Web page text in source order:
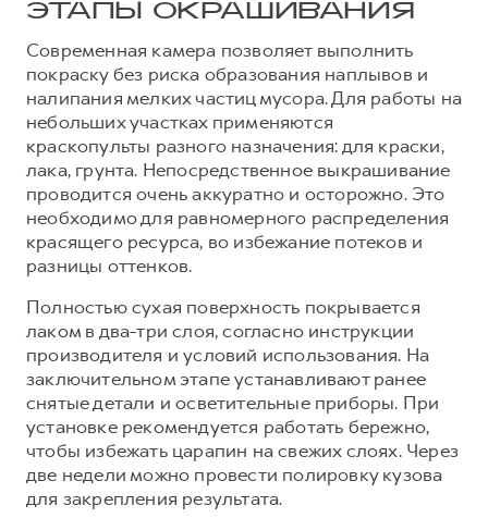
ЭТАПЫ ОКРАШИВАНИЯ
Современная камера позволяет выполнить
покраску без риска образования наплывов и
налипания мелких частиц мусора. Для работы на
небольших участках применяются
краскопульты разного назначения: для краски,
лака, грунта. Непосредственное выкрашивание
проводится очень аккуратно и осторожно. Это
необходимо для равномерного распределения
красящего ресурса, во избежание потеков и
разницы оттенков.
Полностью сухая поверхность покрывается
лаком в два-три слоя, согласно инструкции
производителя и условий использования. На
заключительном этапе устанавливают ранее
снятые детали и осветительные приборы. При
установке рекомендуется работать бережно,
чтобы избежать царапин на свежих слоях. Через
две недели можно провести полировку кузова
для закрепления результата.